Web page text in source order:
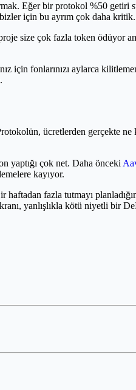
Eğer bir protokol %50
için bu ayrım çok daha kritik.
size çok fazla token ödüyor
için fonlarınızı aylarca
ücretlerden gerçekte
yaptığı çok net. Daha önceki
kayıyor.
haftadan fazla tutmayı
yanlışlıkla kötü niyetli bir